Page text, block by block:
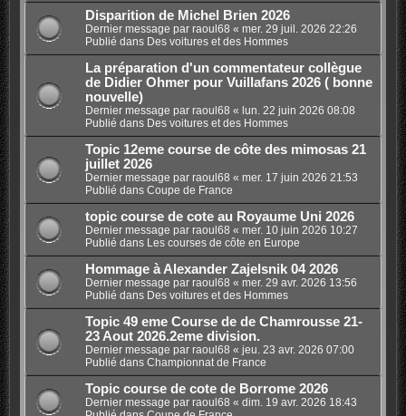
Disparition de Michel Brien 2026
Dernier message par raoul68 « mer. 29 juil. 2026 22:26
Publié dans Des voitures et des Hommes
La préparation d'un commentateur collègue
de Didier Ohmer pour Vuillafans 2026 ( bonne
nouvelle)
Dernier message par raoul68 « lun. 22 juin 2026 08:08
Publié dans Des voitures et des Hommes
Topic 12eme course de côte des mimosas 21
juillet 2026
Dernier message par raoul68 « mer. 17 juin 2026 21:53
Publié dans Coupe de France
topic course de cote au Royaume Uni 2026
Dernier message par raoul68 « mer. 10 juin 2026 10:27
Publié dans Les courses de côte en Europe
Hommage à Alexander Zajelsnik 04 2026
Dernier message par raoul68 « mer. 29 avr. 2026 13:56
Publié dans Des voitures et des Hommes
Topic 49 eme Course de de Chamrousse 21-
23 Aout 2026.2eme division.
Dernier message par raoul68 « jeu. 23 avr. 2026 07:00
Publié dans Championnat de France
Topic course de cote de Borrome 2026
Dernier message par raoul68 « dim. 19 avr. 2026 18:43